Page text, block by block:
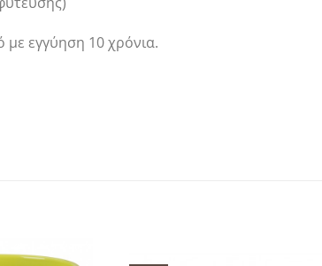
εγγύηση 10 χρόνια.